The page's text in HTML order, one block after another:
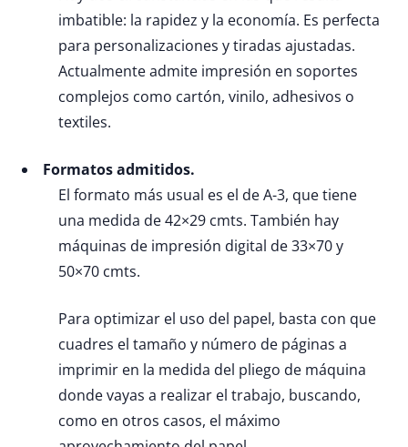
imbatible: la rapidez y la economía. Es perfecta
para personalizaciones y tiradas ajustadas.
Actualmente admite impresión en soportes
complejos como cartón, vinilo, adhesivos o
textiles.
Formatos admitidos.
El formato más usual es el de A-3, que tiene
una medida de 42×29 cmts. También hay
máquinas de impresión digital de 33×70 y
50×70 cmts.
Para optimizar el uso del papel, basta con que
cuadres el tamaño y número de páginas a
imprimir en la medida del pliego de máquina
donde vayas a realizar el trabajo, buscando,
como en otros casos, el máximo